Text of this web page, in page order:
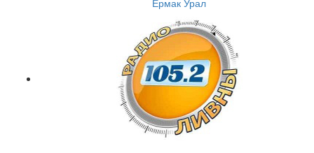
Ермак Урал